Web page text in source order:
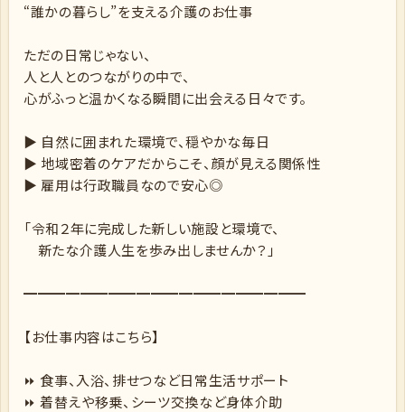
“誰かの暮らし”を支える介護のお仕事
ただの日常じゃない、
人と人とのつながりの中で、
心がふっと温かくなる瞬間に出会える日々です。
▶ 自然に囲まれた環境で、穏やかな毎日
▶ 地域密着のケアだからこそ、顔が見える関係性
▶ 雇用は行政職員なので安心◎
「令和２年に完成した新しい施設と環境で、
新たな介護人生を歩み出しませんか？」
━━━━━━━━━━━━━━━━━━━━
【お仕事内容はこちら】
⏩ 食事、入浴、排せつなど日常生活サポート
⏩ 着替えや移乗、シーツ交換など身体介助